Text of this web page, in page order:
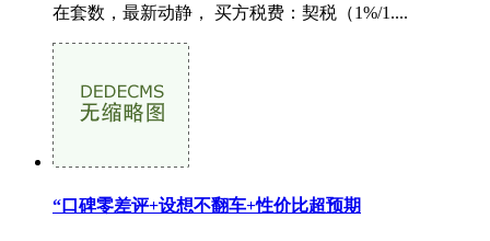
在套数，最新动静， 买方税费：契税（1%/1....
“口碑零差评+设想不翻车+性价比超预期